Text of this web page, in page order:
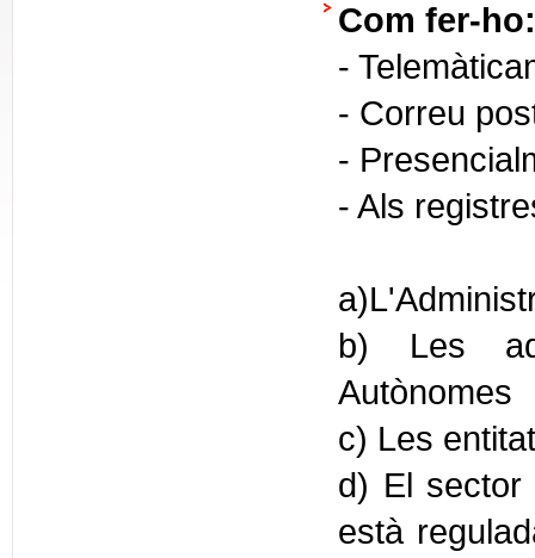
Com fer-ho:
-
- Correu
-
- Als
b) Les
Autònomes
c) Les
d) El sector
està